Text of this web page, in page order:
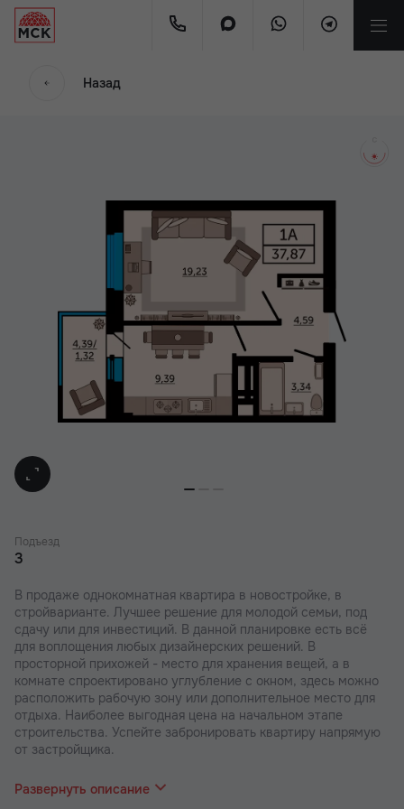
Назад
Подъезд
3
В продаже однокомнатная квартира в новостройке, в
стройварианте. Лучшее решение для молодой семьи, под
сдачу или для инвестиций. В данной планировке есть всё
для воплощения любых дизайнерских решений. В
просторной прихожей - место для хранения вещей, а в
комнате спроектировано углубление с окном, здесь можно
расположить рабочую зону или дополнительное место для
отдыха. Наиболее выгодная цена на начальном этапе
строительства. Успейте забронировать квартиру напрямую
от застройщика.
отделе продаж вас проконсультируют по актуальным
предложениям.
Развернуть описание